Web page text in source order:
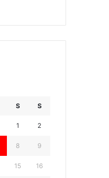
S S
1 2
8 9
15 16